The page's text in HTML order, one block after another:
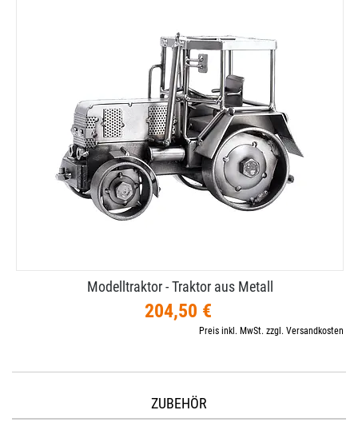
Modelltraktor - Traktor aus Metall
204,50 €
Preis inkl. MwSt. zzgl. Versandkosten
ZUBEHÖR